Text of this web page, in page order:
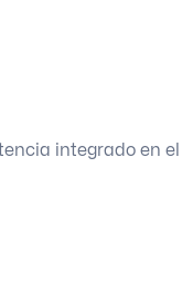
integrado en el